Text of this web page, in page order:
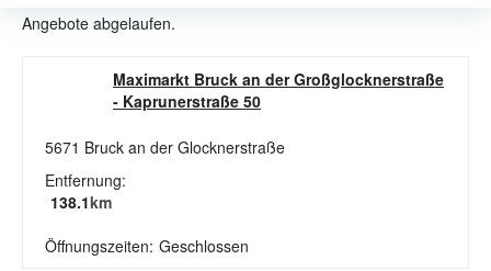
Angebote abgelaufen.
Maximarkt Bruck an der Großglocknerstraße
- Kaprunerstraße 50
5671 Bruck an der Glocknerstraße
Entfernung:
138.1km
Öffnungszeiten: Geschlossen